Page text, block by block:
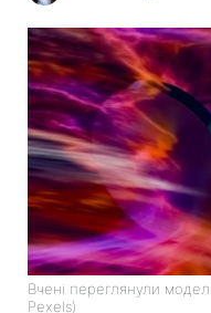
Вчені переглянули
Pexels)